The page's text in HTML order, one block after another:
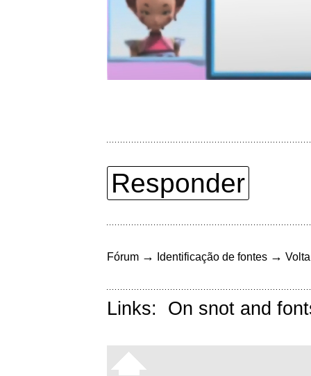
Responder
Fórum → Identificação de fontes →
Links: On snot and